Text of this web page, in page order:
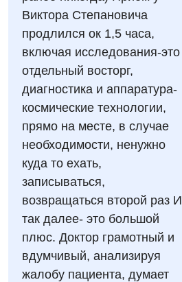
Заходи БПР
Інтернатура
Енциклопедія
Програма лояльності
Відгуки
Відео
Діагностика
Діагностичне відділення
Ендоскопічне відділення
Інструментальна діагностика
УЗД
Для дорослих
Акушерство і гінекологія
Алергологія, імунологія
Андрологія
Декларування
Українська
Російська
Виктора Степановича
продлился ок 1,5 часа,
включая исследования-это
отдельный восторг,
диагностика и аппаратура-
космические технологии,
прямо на месте, в случае
необходимости, ненужно
куда то ехать,
записываться,
возвращаться второй раз И
так далее- это большой
плюс. Доктор грамотный и
вдумчивый, анализируя
жалобу пациента, думает